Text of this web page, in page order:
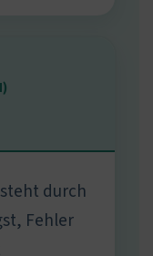
durch
Fehler